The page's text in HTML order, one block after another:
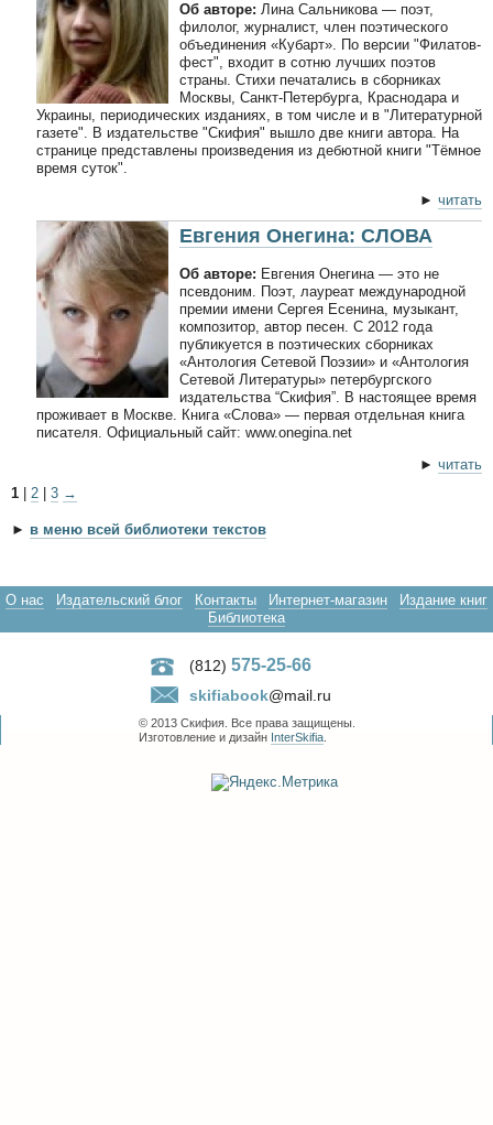
Об авторе: Лина Сальникова — поэт,
филолог, журналист, член поэтического
объединения «Кубарт». По версии "Филатов-
фест", входит в сотню лучших поэтов
страны. Стихи печатались в сборниках
Москвы, Санкт-Петербурга, Краснодара и
Украины, периодических изданиях, в том числе и в "Литературной
газете". В издательстве "Скифия" вышло две книги автора. На
странице представлены произведения из дебютной книги "Тёмное
время суток".
► читать
Евгения Онегина: СЛОВА
Об авторе: Евгения Онегина — это не
псевдоним. Поэт, лауреат международной
премии имени Сергея Есенина, музыкант,
композитор, автор песен. С 2012 года
публикуется в поэтических сборниках
«Антология Сетевой Поэзии» и «Антология
Сетевой Литературы» петербургского
издательства “Скифия”. В настоящее время
проживает в Москве. Книга «Слова» — первая отдельная книга
писателя. Официальный сайт: www.onegina.net
► читать
1
2 3 →
► в меню всей библиотеки текстов
О нас Издательский блог Контакты Интернет-магазин
Издание книг
Библиотека
(812) 575-25-66
skifiabook@mail.ru
© 2013 Скифия. Все права защищены.
Изготовление и дизайн InterSkifia.